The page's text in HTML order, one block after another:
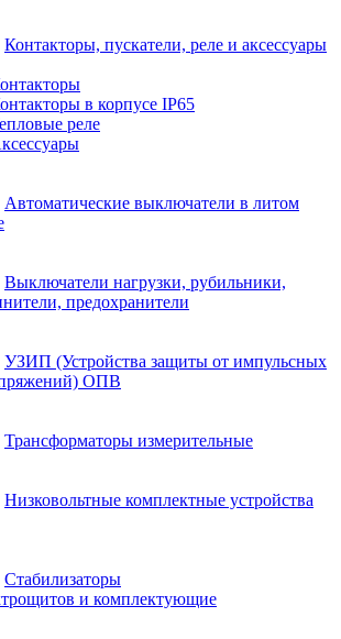
Контакторы, пускатели, реле и аксессуары
в корпусе IP65
реле
Автоматические выключатели в литом
Выключатели нагрузки, рубильники,
предохранители
УЗИП (Устройства защиты от импульсных
ОПВ
Трансформаторы измерительные
Низковольтные комплектные устройства
Стабилизаторы
и комплектующие